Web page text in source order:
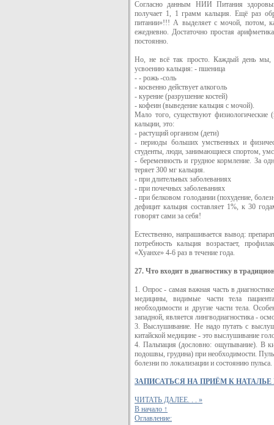
Согласно данным НИИ Питания
получает 1, 1 грамм кальция. Ещё раз
питании»!!! А выделяет с мочой, потом,
ежедневно. Достаточно простая
постоянно.
Но, не всё так просто. Каждый день мы,
усвоению кальция: - пшеница
- - рожь -соль
- косвенно действует алкоголь
- курение (разрушение костей)
- кофеин (выведение кальция с мочой).
Мало того, существуют физиологические
кальции, это:
- растущий организм (дети)
- периоды больших умственных и
студенты, люди, занимающиеся спортом,
- беременность и грудное кормление. За
теряет 300 мг кальция.
- при длительных заболеваниях
- при почечных заболеваниях
- при белковом голодании (похудение,
дефицит кальция составляет 1%, к 30
говорят сами за себя!
Естественно, напрашивается вывод:
потребность кальция возрастает,
«Хуанхе» 4-6 раз в течение года.
27. Что входит в диагностику в
1. Опрос - самая важная часть в
медицины, видимые части тела
необходимости и другие части тела.
западной, является лингводиагностика -
3. Выслушивание. Не надо путать с
китайской медицине - это выслушивание
4. Пальпация (дословно: ощупывание). В
подошвы, грудина) при необходимости.
болезни по локализации и состоянию пульса.
ЗАПИСАТЬСЯ НА ПРИЁМ К
ЧИТАТЬ ДАЛЕЕ. . . »
В начало ↑
Оглавление: